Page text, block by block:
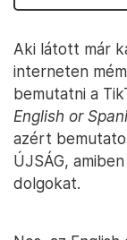
Aki látott már
interneten
bemutatni a
English or
azért
ÚJSÁG,
dolgokat.